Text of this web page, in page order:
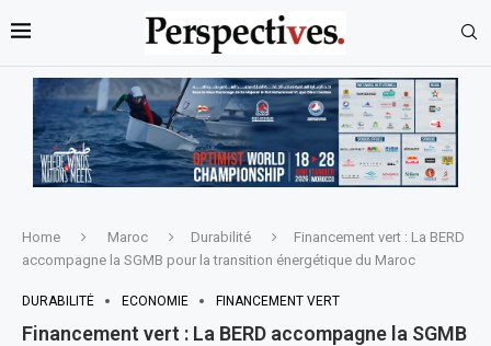
Home Maroc Durabilité
Financement vert : La BERD
accompagne la SGMB pour la transition énergétique du Maroc
DURABILITÉ ECONOMIE FINANCEMENT VERT
Financement vert : La BERD accompagne la SGMB